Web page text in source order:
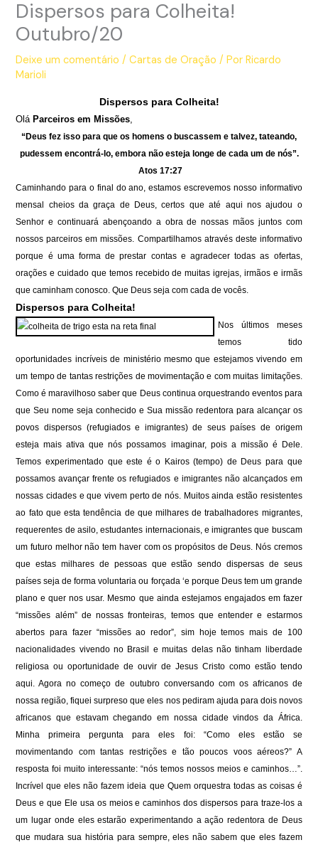
Dispersos para Colheita!
Outubro/20
Deixe um comentário /Cartas de Oração / PorRicardo
Marioli
Dispersos para Colheita!
OláParceiros em Missões
“Deus fez isso para que os homens o buscassem e talvez, tateando,
pudessem encontrá-lo, embora não esteja longe de cada um de nós”.
Atos 17:27
Caminhando para o final do ano, estamos escrevemos nosso informativo
mensal cheios da graça de Deus, certos que até aqui nos ajudou o
Senhor e continuará abençoando a obra de nossas mãos juntos com
nossos parceiros em missões. Compartilhamos através deste informativo
porque é uma forma de prestar contas e agradecer todas as ofertas,
orações e cuidado que temos recebido de muitas igrejas, irmãos e irmãs
que caminham conosco. Que Deus seja com cada de vocês.
Dispersos para Colheita!
Nos últimos meses
temos tido
oportunidades incríveis de ministério mesmo que estejamos vivendo em
um tempo de tantas restrições de movimentação e com muitas limitações.
Como é maravilhoso saber que Deus continua orquestrando eventos para
que Seu nome seja conhecido e Sua missão redentora para alcançar os
povos dispersos (refugiados e imigrantes) de seus países de origem
esteja mais ativa que nós possamos imaginar, pois a missão é Dele.
Temos experimentado que este é o Kairos (tempo) de Deus para que
possamos avançar frente os refugiados e imigrantes não alcançados em
nossas cidades e que vivem perto de nós. Muitos ainda estão resistentes
ao fato que esta tendência de que milhares de trabalhadores migrantes,
requerentes de asilo, estudantes internacionais, e imigrantes que buscam
um futuro melhor não tem haver com os propósitos de Deus. Nós cremos
que estas milhares de pessoas que estão sendo dispersas de seus
países seja de forma voluntaria ou forçada ‘e porque Deus tem um grande
plano e quer nos usar. Mesmo que ainda estejamos engajados em fazer
“missões além” de nossas fronteiras, temos que entender e estarmos
abertos para fazer “missões ao redor”, sim hoje temos mais de 100
nacionalidades vivendo no Brasil e muitas delas não tinham liberdade
religiosa ou oportunidade de ouvir de Jesus Cristo como estão tendo
aqui. Agora no começo de outubro conversando com os africanos de
nossa região, fiquei surpreso que eles nos pediram ajuda para dois novos
africanos que estavam chegando em nossa cidade vindos da África.
Minha primeira pergunta para eles foi: “Como eles estão se
movimentando com tantas restrições e tão poucos voos aéreos?” A
resposta foi muito interessante: “nós temos nossos meios e caminhos…”.
Incrível que eles não fazem ideia que Quem orquestra todas as coisas é
Deus e que Ele usa os meios e caminhos dos dispersos para traze-los a
um lugar onde eles estarão experimentando a ação redentora de Deus
que mudara sua história para sempre, eles não sabem que eles fazem